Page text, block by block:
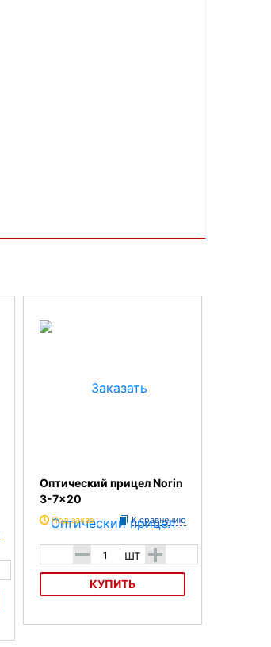
Оптический прицел Norin
3-7x20
Под заказ К сравнению
- шт +
КУПИТЬ